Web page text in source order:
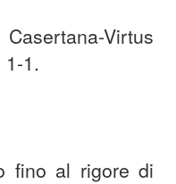
Virtus
1.
fino al rigore di